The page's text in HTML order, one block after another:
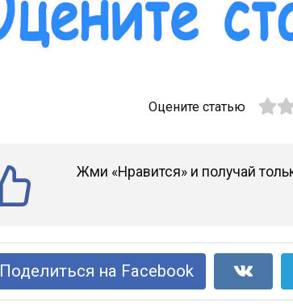
Оцените статью
Жми «Нравится» и получай
Поделиться на Facebook